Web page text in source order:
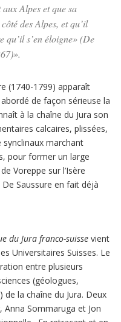
Alpes et que sa
des Alpes, et qu’il
qu’il s’en éloigne» (De
(1740-1799) apparaît
de façon sérieuse la
à la chaîne du Jura son
calcaires, plissées,
synclinaux marchant
pour former un large
Voreppe sur l’Isère
Saussure en fait déjà
du Jura franco-suisse vient
Universitaires Suisses. Le
entre plusieurs
(géologues,
la chaîne du Jura. Deux
Anna Sommaruga et Jon